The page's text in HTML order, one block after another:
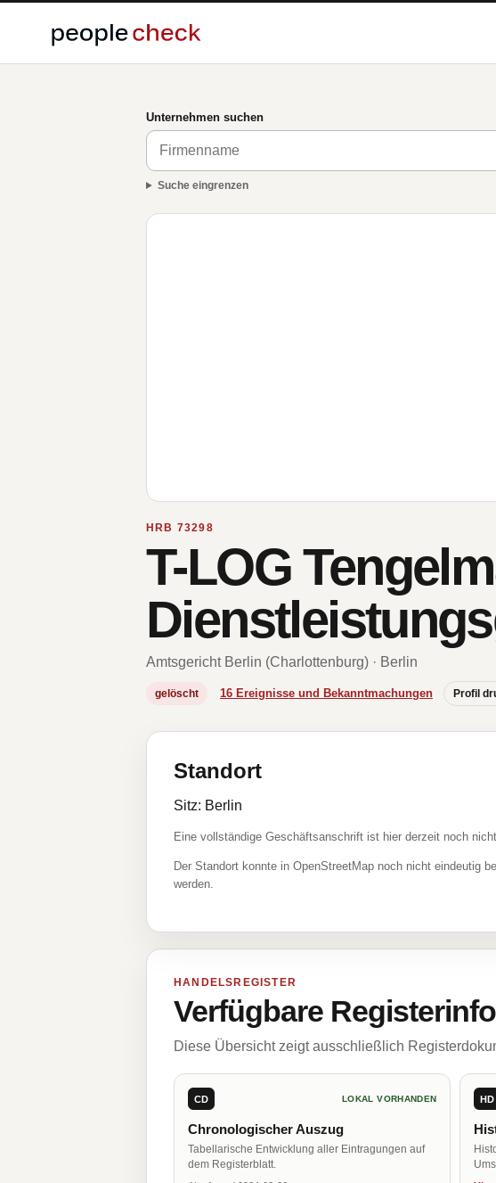
Unternehmen suchen
Suche eingrenzen
HRB 73298
T-LOG
Amtsgericht Berlin (Charlottenburg) · Berlin
gelöscht 16 Ereignisse und Bekanntmachungen Profil
Standort
Sitz: Berlin
Eine vollständige Geschäftsanschrift ist hier derzeit noch
Der Standort konnte in OpenStreetMap noch nicht eindeutig
werden.
HANDELSREGISTER
Verfügbare
Diese Übersicht zeigt ausschließlich
CD LOKAL VORHANDEN
Chronologischer Auszug
Tabellarische Entwicklung aller Eintragungen auf
dem Registerblatt.
HD